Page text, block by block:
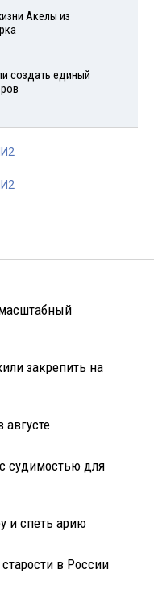
Акелы из
создать единый
закрепить на
судимостью для
и спеть арию
в России